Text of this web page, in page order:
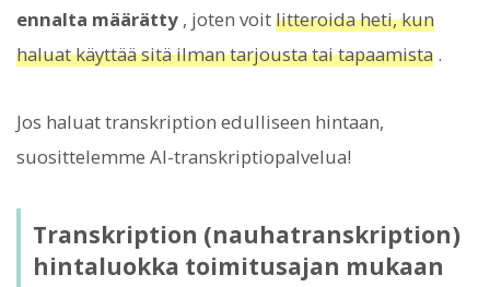
ennalta määrätty , joten voitlitteroida heti, kun
haluat käyttää sitä ilman tarjousta tai tapaamista .
Jos haluat transkription edulliseen hintaan,
suosittelemme AI-transkriptiopalvelua!
Transkription (nauhatranskription)
hintaluokka toimitusajan mukaan